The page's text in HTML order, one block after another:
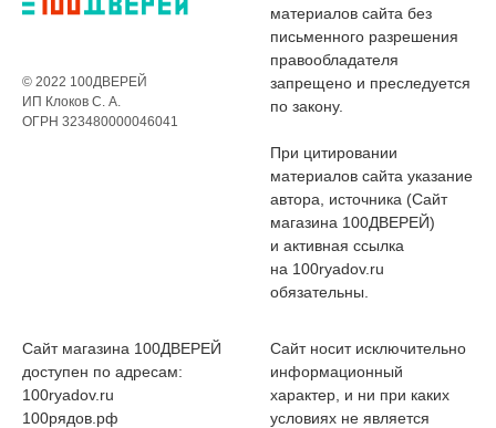
© 2022 100ДВЕРЕЙ
ИП Клоков С. А.
ОГРН 323480000046041
материалов сайта без
письменного разрешения
правообладателя
запрещено и преследуется
по закону.
При цитировании
материалов сайта указание
автора, источника (Сайт
магазина 100ДВЕРЕЙ)
и активная ссылка
на 100ryadov.ru
обязательны.
Сайт магазина 100ДВЕРЕЙ
доступен по адресам:
100ryadov.ru
100рядов.рф
Сайт носит исключительно
информационный
характер, и ни при каких
условиях не является